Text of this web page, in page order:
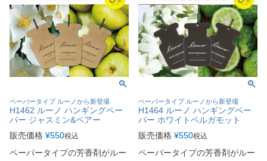
ペーパータイプ ルーノから新登場
H1462 ルーノ ハンギングペー
パー ジャスミン&ペアー
販売価格 ¥550税込
ペーパータイプの芳香剤がルー
ペーパータイプ ルーノから新登場
H1464 ルーノ ハンギングペー
パー ホワイトベルガモット
販売価格 ¥550税込
ペーパータイプの芳香剤がルー